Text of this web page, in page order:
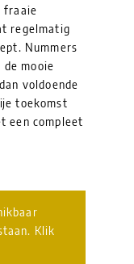
fraaie
regelmatig
Nummers
de mooie
voldoende
toekomst
een compleet
Klik